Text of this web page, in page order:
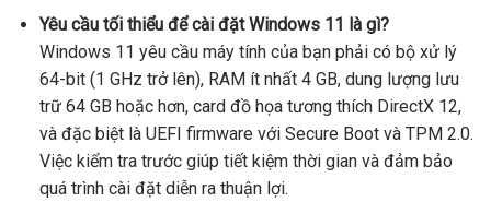
Yêu cầu tối thiểu để cài đặt Windows 11 là gì?
Windows 11 yêu cầu máy tính của bạn phải có bộ xử lý
64-bit (1 GHz trở lên), RAM ít nhất 4 GB, dung lượng lưu
trữ 64 GB hoặc hơn, card đồ họa tương thích DirectX 12,
và đặc biệt là UEFI firmware với Secure Boot và TPM 2.0.
Việc kiểm tra trước giúp tiết kiệm thời gian và đảm bảo
quá trình cài đặt diễn ra thuận lợi.